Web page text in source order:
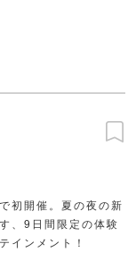
初開催。夏の夜の新
、9日間限定の体験
インメント！